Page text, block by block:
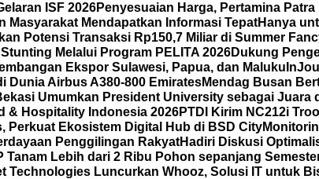
ISF 2026Penyesuaian Harga, Pertamina
Masyarakat Mendapatkan Informasi TepatHanya
Potensi Transaksi Rp150,7 Miliar di Summer
Melalui Program PELITA 2026Dukung
Ekspor Sulawesi, Papua, dan Maluku
Dunia Airbus A380-800 EmiratesMendag Busan
Umumkan President University sebagai
& Hospitality Indonesia 2026PTDI Kirim NC212i
Ekosistem Digital Hub di BSD City
Penggilingan RakyatHadiri Diskusi
Tanam Lebih dari 2 Ribu Pohon sepanjang
Technologies Luncurkan Whooz, Solusi IT untuk